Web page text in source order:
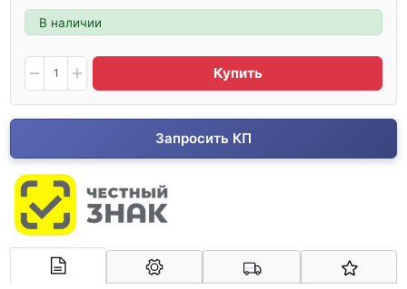
В наличии
Купить
Запросить КП